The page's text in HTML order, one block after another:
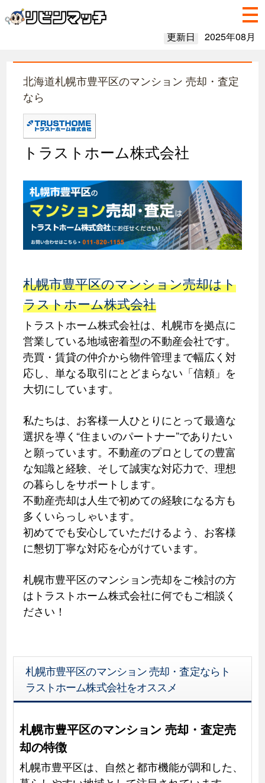
更新日 2025年08月
北海道札幌市豊平区のマンション 売却・査定
なら
トラストホーム株式会社
札幌市豊平区のマンション売却はト
ラストホーム株式会社
トラストホーム株式会社は、札幌市を拠点に
営業している地域密着型の不動産会社です。
売買・賃貸の仲介から物件管理まで幅広く対
応し、単なる取引にとどまらない「信頼」を
大切にしています。
私たちは、お客様一人ひとりにとって最適な
選択を導く“住まいのパートナー”でありたい
と願っています。不動産のプロとしての豊富
な知識と経験、そして誠実な対応力で、理想
の暮らしをサポートします。
不動産売却は人生で初めての経験になる方も
多くいらっしゃいます。
初めてでも安心していただけるよう、お客様
に懇切丁寧な対応を心がけています。
札幌市豊平区のマンション売却をご検討の方
はトラストホーム株式会社に何でもご相談く
ださい！
札幌市豊平区のマンション 売却・査定ならト
ラストホーム株式会社をオススメ
札幌市豊平区のマンション 売却・査定売
却の特徴
札幌市豊平区は、自然と都市機能が調和した、